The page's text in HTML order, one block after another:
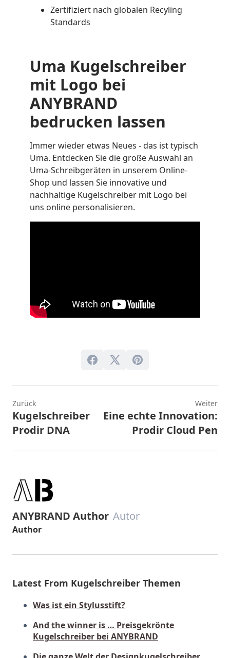
Zertifiziert nach globalen Recyling
Standards
Uma Kugelschreiber
mit Logo bei
ANYBRAND
bedrucken lassen
Immer wieder etwas Neues - das ist typisch
Uma. Entdecken Sie die große Auswahl an
Uma-Schreibgeräten in unserem Online-
Shop und lassen Sie innovative und
nachhaltige Kugelschreiber mit Logo bei
uns online personalisieren.
Zurück
Kugelschreiber
Prodir DNA
Weiter
Eine echte Innovation:
Prodir Cloud Pen
ANYBRAND Author Autor
Author
Latest From Kugelschreiber Themen
Was ist ein Stylusstift?
And the winner is … Preisgekrönte
Kugelschreiber bei ANYBRAND